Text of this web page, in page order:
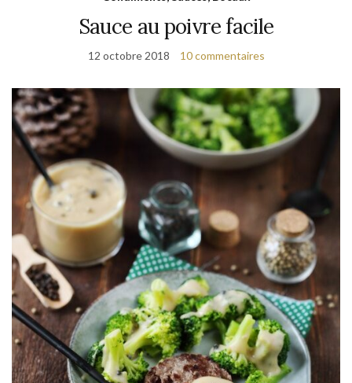
Sauce au poivre facile
12 octobre 2018 10 commentaires